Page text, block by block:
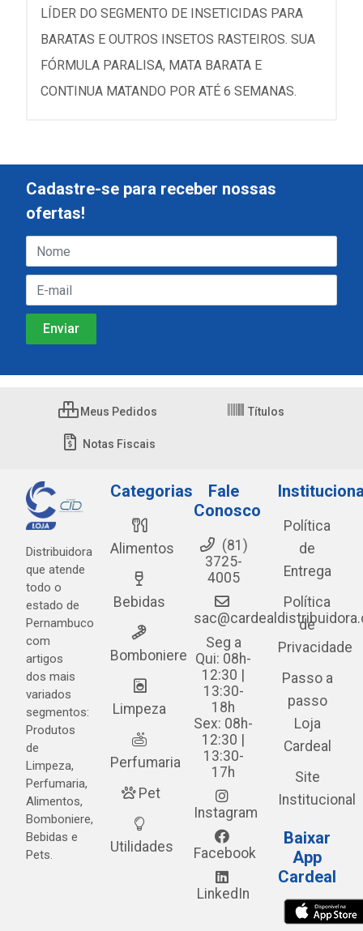
LÍDER DO SEGMENTO DE INSETICIDAS PARA
BARATAS E OUTROS INSETOS RASTEIROS. SUA
FÓRMULA PARALISA, MATA BARATA E
CONTINUA MATANDO POR ATÉ 6 SEMANAS.
Cadastre-se para receber nossas
ofertas!
Meus Pedidos Títulos
Notas Fiscais
Distribuidora
que atende
todo o
estado de
Pernambuco
com
artigos
dos mais
variados
segmentos:
Produtos
de
Limpeza,
Perfumaria,
Alimentos,
Bomboniere,
Bebidas e
Pets.
Categorias
Alimentos
Bebidas
Bomboniere
Limpeza
Perfumaria
Pet
Utilidades
Fale
Conosco
(81)
3725-
4005
Seg a
Qui: 08h-
12:30 |
13:30-
18h
Sex: 08h-
12:30 |
13:30-
17h
Instagram
Facebook
LinkedIn
Política
de
Entrega
Política
de
Privacidade
Passo a
passo
Loja
Cardeal
Site
Institucional
Baixar
App
Cardeal